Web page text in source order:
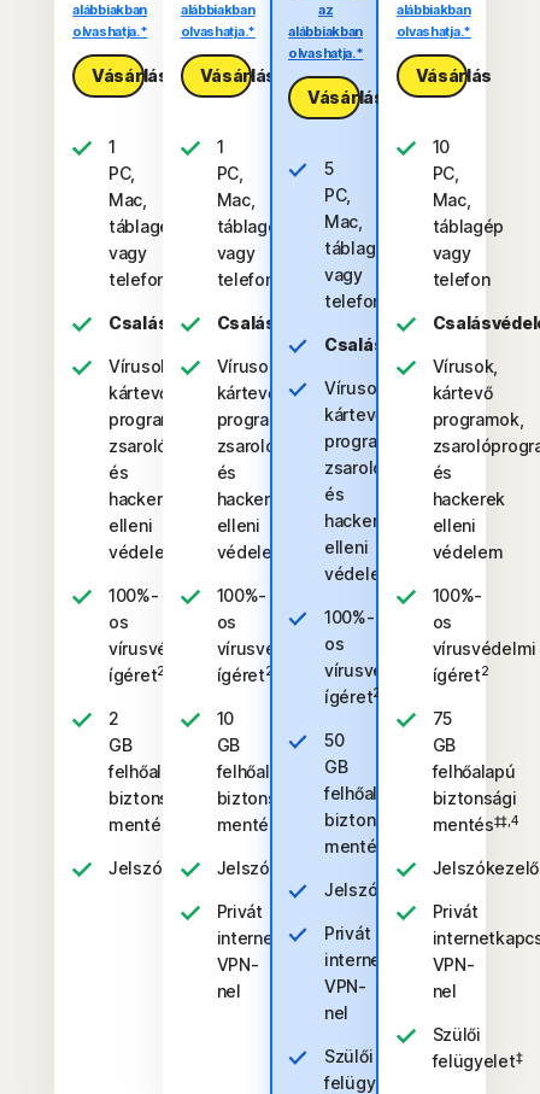
alábbiakban
olvashatja.*
Vásárlás
1
PC,
Mac,
táblagép
vagy
telefon
Csalásvédelem
Vírusok,
kártevő
programok,
zsarolóprogramok
és
hackerek
elleni
védelem
100%-
os
vírusvédelmi
ígéret2
2
GB
felhőalapú
biztonsági
mentés
Jelszókezelő
alábbiakban
olvashatja.*
Vásárlás
1
PC,
Mac,
táblagép
vagy
telefon
Csalásvédelem
Vírusok,
kártevő
programok,
zsarolóprogramok
és
hackerek
elleni
védelem
100%-
os
vírusvédelmi
ígéret2
10
GB
felhőalapú
biztonsági
mentés
Jelszókezelő
Privát
internetkapcsolat
VPN-
nel
az
alábbiakban
olvashatja.*
Vásárlás
5
PC,
Mac,
táblagép
vagy
telefon
Csalásvédelem
Vírusok,
kártevő
programok,
zsarolóprogramok
és
hackerek
elleni
védelem
100%-
os
vírusvédelmi
ígéret2
50
GB
felhőalapú
biztonsági
mentés
Jelszókezelő
Privát
internetkapcsolat
VPN-
nel
Szülői
felügyelet
alábbiakban
olvashatja.*
Vásárlás
10
PC,
Mac,
táblagép
vagy
telefon
Vírusok,
kártevő
programok,
és
hackerek
elleni
védelem
100%-
os
vírusvédelmi
ígéret2
75
GB
felhőalapú
biztonsági
mentés‡‡,4
Jelszókezelő
Privát
VPN-
nel
Szülői
felügyelet‡